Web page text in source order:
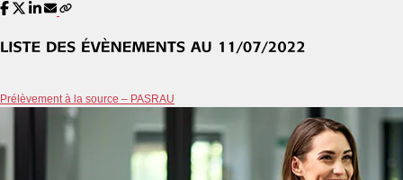
Prélèvement à la source – PASRAU